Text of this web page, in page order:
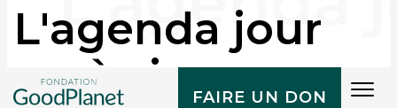
FAIRE UN DON
L'agenda jour
après jour